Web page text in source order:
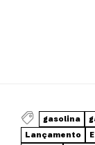
gasolina
Lançamento